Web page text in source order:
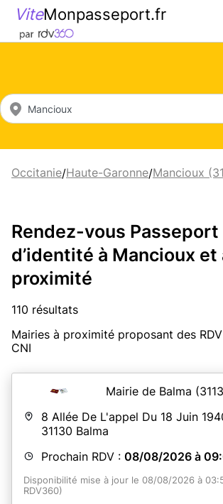
ViteMonpasseport.fr
Occitanie/Haute-Garonne/Mancioux
Rendez-vous
d’identité à Mancioux et
proximité
110 résultats
Mairies à proximité proposant des
CNI
Mairie de Balma
8 Allée De L'appel Du 18 Juin
31130 Balma
Prochain RDV : 08/08/2026 à
Disponibilité mise à jour le 08/08/2026 à
RDV360)